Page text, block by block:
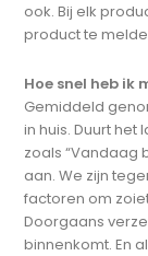
ook. Bij elk
product te
Hoe snel heb ik
Gemiddeld
in huis. Duurt
zoals “Vandaag
aan. We zijn
factoren om
Doorgaans
binnenkomt. En